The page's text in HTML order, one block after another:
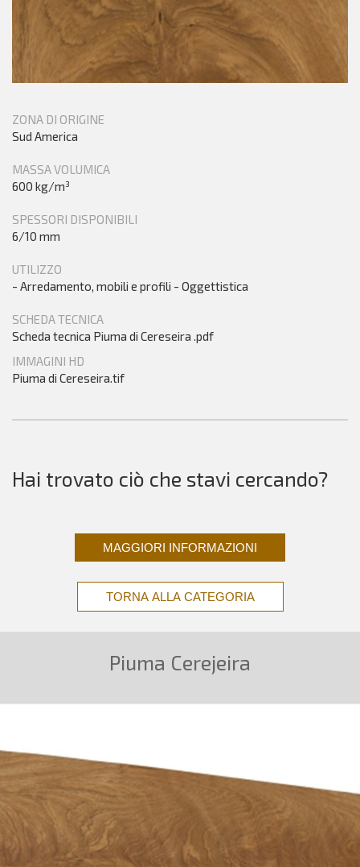
ZONA DI ORIGINE
Sud America
MASSA VOLUMICA
600 kg/m³
SPESSORI DISPONIBILI
6/10 mm
UTILIZZO
- Arredamento, mobili e profili - Oggettistica
SCHEDA TECNICA
Scheda tecnica Piuma di Cereseira .pdf
IMMAGINI HD
Piuma di Cereseira.tif
Hai trovato ciò che stavi cercando?
MAGGIORI INFORMAZIONI
TORNA ALLA CATEGORIA
Piuma Cerejeira